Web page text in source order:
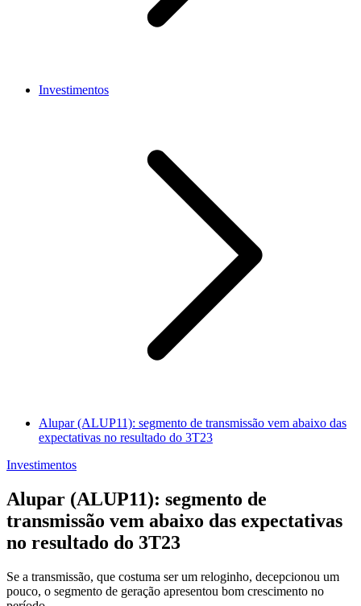
Investimentos
Alupar (ALUP11): segmento de transmissão vem abaixo das
expectativas no resultado do 3T23
Investimentos
Alupar (ALUP11): segmento de
transmissão vem abaixo das expectativas
no resultado do 3T23
Se a transmissão, que costuma ser um reloginho, decepcionou um
pouco, o segmento de geração apresentou bom crescimento no